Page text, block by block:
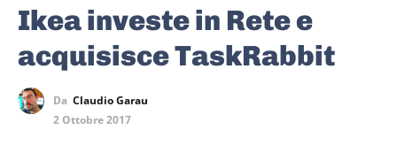
Ikea investe in Rete e
acquisisce TaskRabbit
Da Claudio Garau
2 Ottobre 2017